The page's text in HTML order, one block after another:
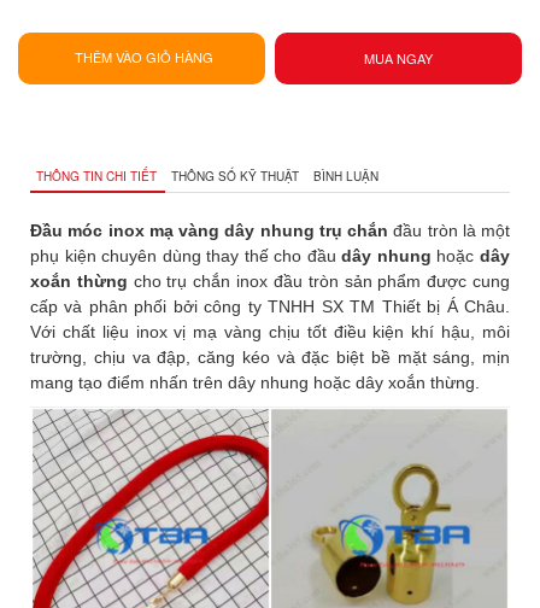
THÊM VÀO GIỎ HÀNG MUA NGAY
THÔNG TIN CHI TIẾT THÔNG SỐ KỸ THUẬT BÌNH LUẬN
Đầu móc inox mạ vàng dây nhung trụ chắn đầu tròn là một
phụ kiện chuyên dùng thay thế cho đầudây nhung hoặcdây
xoắn thừng cho trụ chắn inox đầu tròn sản phẩm được cung
cấp và phân phối bởi công ty TNHH SX TM Thiết bị Á Châu.
Với chất liệu inox vị mạ vàng chịu tốt điều kiện khí hậu, môi
trường, chịu va đập, căng kéo và đặc biệt bề mặt sáng, mịn
mang tạo điểm nhấn trên dây nhung hoặc dây xoắn thừng.